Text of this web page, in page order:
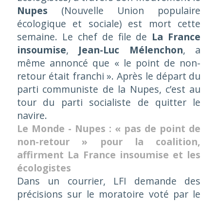
Nupes (Nouvelle Union populaire
écologique et sociale) est mort cette
semaine. Le chef de file de La France
insoumise, Jean-Luc Mélenchon, a
même annoncé que « le point de non-
retour était franchi ». Après le départ du
parti communiste de la Nupes, c’est au
tour du parti socialiste de quitter le
navire.
Le Monde - Nupes : « pas de point de
non-retour » pour la coalition,
affirment La France insoumise et les
écologistes
Dans un courrier, LFI demande des
précisions sur le moratoire voté par le